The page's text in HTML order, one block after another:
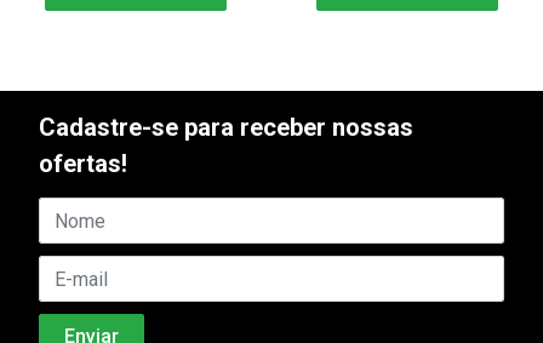
Cadastre-se para receber nossas
ofertas!